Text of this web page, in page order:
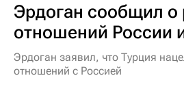
Эрдоган сообщил о
отношений России
Эрдоган заявил, что Турция
отношений с Россией